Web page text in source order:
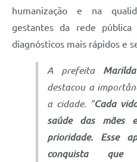
humanização e na
gestantes da rede pública
diagnósticos mais rápidos e
A prefeita
destacou a
a cidade. "Cada
saúde das mães
prioridade. Esse
conquista que